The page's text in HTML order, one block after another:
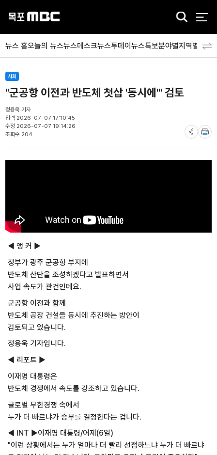
검
뉴스 홈오늘의 뉴스뉴스데스크뉴스투데이뉴스특보분야별지역별 뉴스
사회
"군공항 이전과 반도체 첫삽 '동시에'" 검토
정용욱 기자
입력 2026-07-07 17:10:45
수정 2026-07-07 19:14:26
조회수 204
◀ 앵 커 ▶
정부가 광주 군공항 부지에
반도체 산단을 조성하겠다고 발표하면서
사업 속도가 관건인데요.
군공항 이전과 함께
반도체 공장 건설을 동시에 추진하는 방안이
검토되고 있습니다.
정용욱 기자입니다.
◀ 리포트 ▶
이재명 대통령은
반도체 경쟁에서 속도를 강조하고 있습니다.
글로벌 무한경쟁 속에서
누가 더 빠르냐가 승부를 결정한다는 겁니다.
◀ INT ▶이재명 대통령/어제(6일)
"이런 상황에서는 누가 얼마나 더 빨리 선점하느냐 누가 더 빠르냐